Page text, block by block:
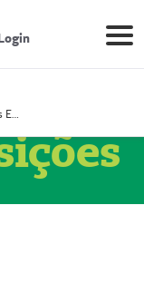
Prestador Decordis Exames Cardiológicos LTDA (51004347-4)